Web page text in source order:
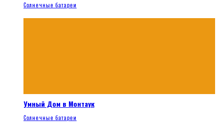
Солнечные батареи
Умный Дом в Монтаук
Солнечные батареи